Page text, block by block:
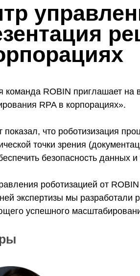
команда ROBIN приглашает на
RPA в корпорациях».
что роботизизация
точки зрения
безопасность данных и
роботизацией от
экспертизы мы
успешного